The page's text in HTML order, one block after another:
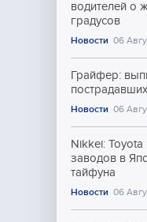
водителей о
градусов
Новости 06
Грайфер:
Новости 06
Nikkei: Toyota
заводов в
тайфуна
Новости 06